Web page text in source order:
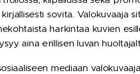
sovita. Valokuvaaja
harkintaa kuvien
aina erillisen luvan
mediaan